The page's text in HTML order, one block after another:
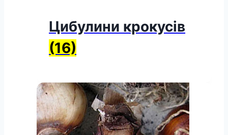
Цибулини крокусів
(16)